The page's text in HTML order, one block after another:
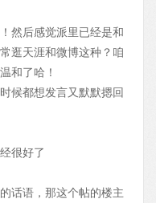
然后感觉派里已经是和
逛天涯和微博这种？咱
和了哈！
候都想发言又默默摁回
很好了
话语，那这个帖的楼主